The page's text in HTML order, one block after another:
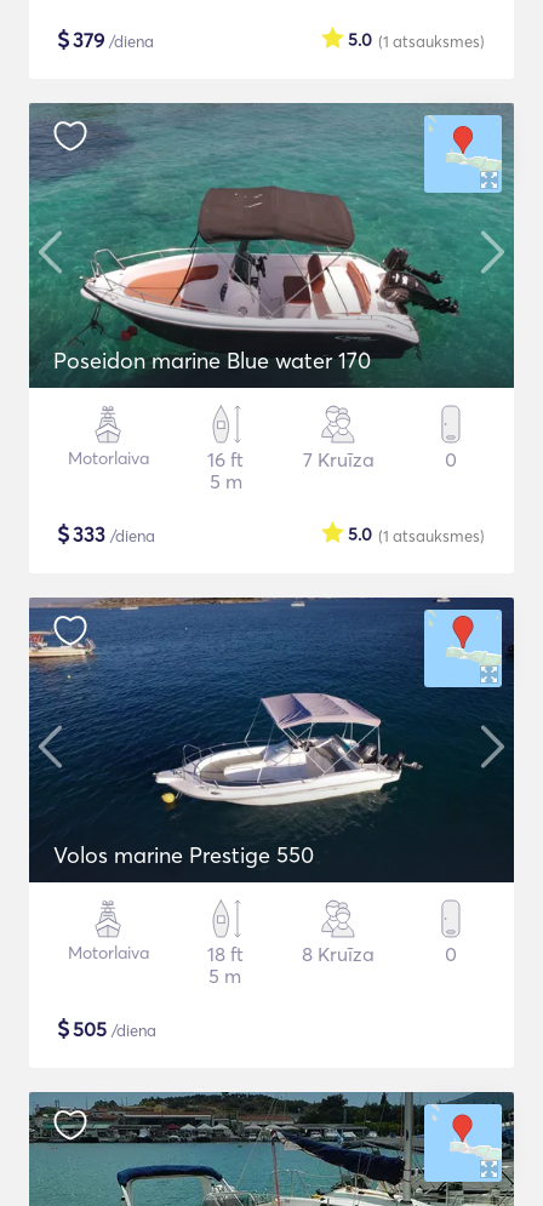
$379 /diena (1 atsauksmes)
5.0
Poseidon marine Blue water 170
Motorlaiva
16 ft
5 m
7 Kruīza 0
$333 /diena (1 atsauksmes)
5.0
Volos marine Prestige 550
Motorlaiva
18 ft
5 m
8 Kruīza 0
$505 /diena